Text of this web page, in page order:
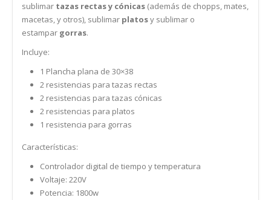
sublimar tazas rectas y cónicas (además de chopps, mates,
macetas, y otros), sublimar platosy sublimar o
estampar gorras.
Incluye:
1 Plancha plana de 30×38
2 resistencias para tazas rectas
2 resistencias para tazas cónicas
2 resistencias para platos
1 resistencia para gorras
Características:
Controlador digital de tiempo y temperatura
Voltaje: 220V
Potencia: 1800w